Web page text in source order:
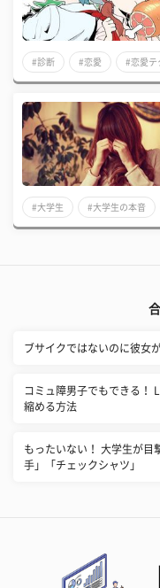
#診断 #恋愛 #恋愛テ
#大学生 #大学生の本音
ブサイクではないのに彼女
コミュ障男子でもできる！
縮める方法
もったいない！ 大学生が目
手」「チェックシャツ」